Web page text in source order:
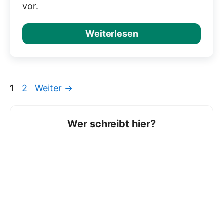
vor.
Weiterlesen
Seite
1 Seite
2 Weiter →
Wer schreibt hier?